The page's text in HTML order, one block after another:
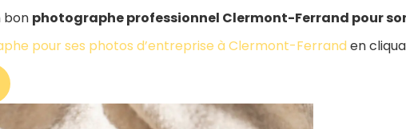
bon photographe professionnel Clermont-Ferrand pour
pour ses photos d’entreprise à Clermont-Ferrand en